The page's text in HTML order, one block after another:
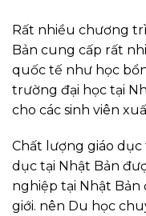
Rất nhiều chương
Bản cung cấp rất
quốc tế như học
trường đại học tại
cho các sinh viên
Chất lượng giáo dục
dục tại Nhật Bản
nghiệp tại Nhật
giới. nên Du học